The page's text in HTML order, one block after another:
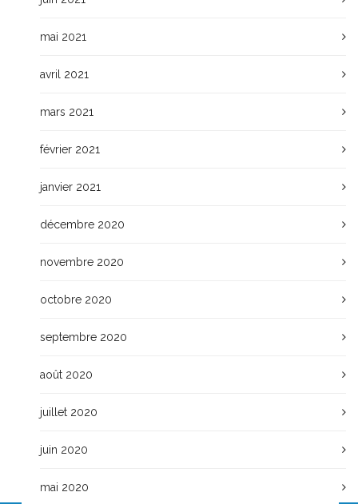
mai 2021
avril 2021
mars 2021
février 2021
janvier 2021
décembre 2020
novembre 2020
octobre 2020
septembre 2020
août 2020
juillet 2020
juin 2020
mai 2020